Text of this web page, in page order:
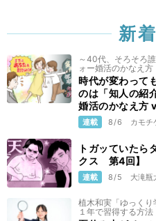
新
～40代、そろそろ
ォー婚活のかなえ方
時代が変わって
のは「知人の紹
婚活のかなえ方
連載 8/6 カモチ
トガッていたら
クス 第4回】
連載 8/5 大滝瓶
植木和実「ゆっく
１年で習得する方法